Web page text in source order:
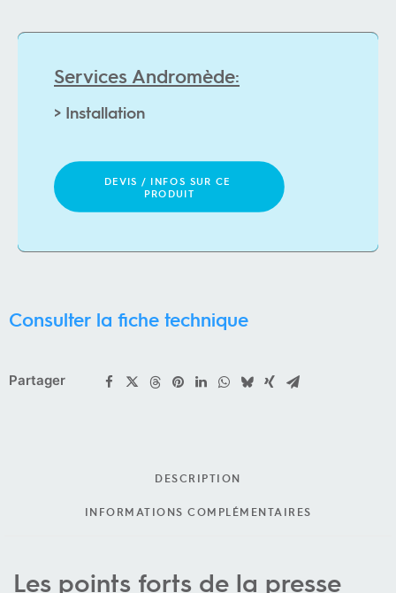
Services Andromède:
> Installation
DEVIS / INFOS SUR CE
PRODUIT
Consulter la fiche technique
Partager
DESCRIPTION
INFORMATIONS COMPLÉMENTAIRES
Les points forts de la presse